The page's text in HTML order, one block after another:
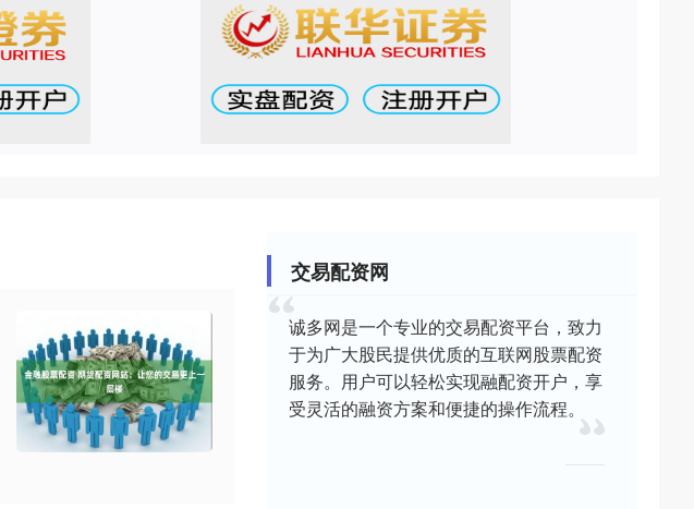
交易配资网
诚多网是一个专业的交易配资平台，致力
于为广大股民提供优质的互联网股票配资
服务。用户可以轻松实现融配资开户，享
受灵活的融资方案和便捷的操作流程。